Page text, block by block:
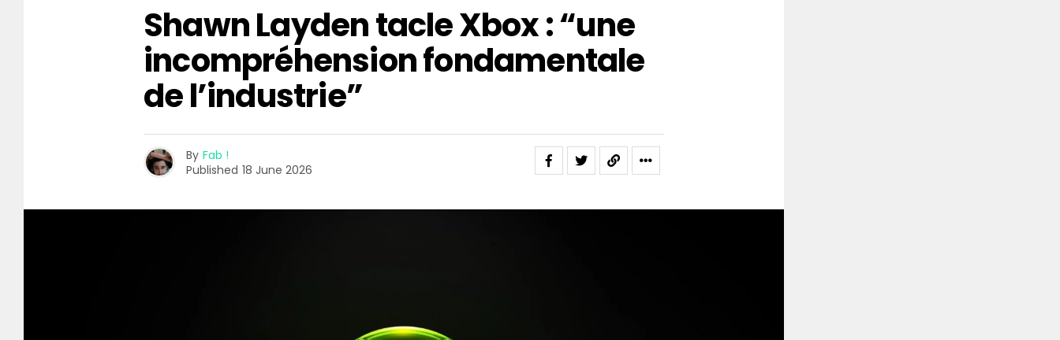
Shawn Layden tacle Xbox : “une
incompréhension fondamentale
de l’industrie”
By Fab !
Published 18 June 2026